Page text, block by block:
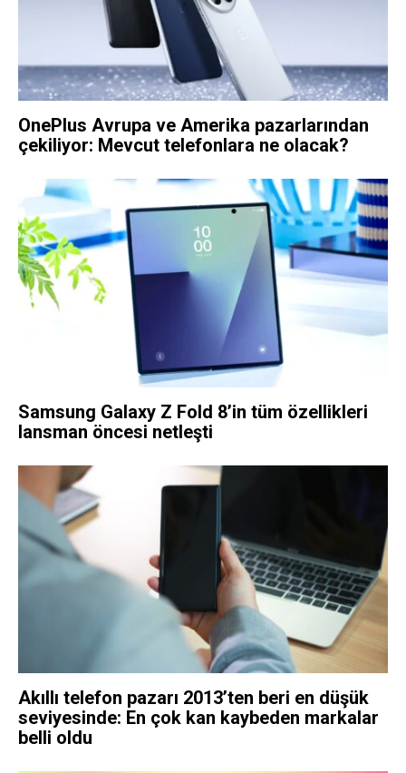
OnePlus Avrupa ve Amerika pazarlarından
çekiliyor: Mevcut telefonlara ne olacak?
Samsung Galaxy Z Fold 8’in tüm özellikleri
lansman öncesi netleşti
Akıllı telefon pazarı 2013’ten beri en düşük
seviyesinde: En çok kan kaybeden markalar
belli oldu